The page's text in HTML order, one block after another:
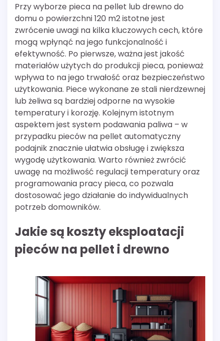
Przy wyborze pieca na pellet lub drewno do
domu o powierzchni 120 m2 istotne jest
zwrócenie uwagi na kilka kluczowych cech, które
mogą wpłynąć na jego funkcjonalność i
efektywność. Po pierwsze, ważna jest jakość
materiałów użytych do produkcji pieca, ponieważ
wpływa to na jego trwałość oraz bezpieczeństwo
użytkowania. Piece wykonane ze stali nierdzewnej
lub żeliwa są bardziej odporne na wysokie
temperatury i korozję. Kolejnym istotnym
aspektem jest system podawania paliwa – w
przypadku pieców na pellet automatyczny
podajnik znacznie ułatwia obsługę i zwiększa
wygodę użytkowania. Warto również zwrócić
uwagę na możliwość regulacji temperatury oraz
programowania pracy pieca, co pozwala
dostosować jego działanie do indywidualnych
potrzeb domowników.
Jakie są koszty eksploatacji
pieców na pellet i drewno